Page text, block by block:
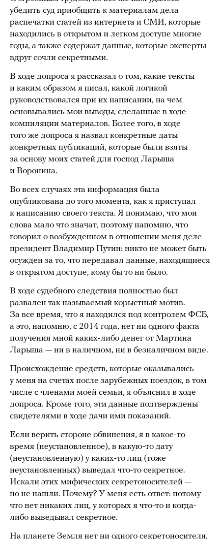
убедить суд приобщить к материалам дела
распечатки статей из интернета и СМИ, которые
находились в открытом и легком доступе многие
годы, а также содержат данные, которые эксперты
вдруг сочли секретными.
В ходе допроса я рассказал о том, какие тексты
и каким образом я писал, какой логикой
руководствовался при их написании, на чем
основывались мои выводы, сделанные в ходе
компиляции материалов. Более того, в ходе
того же допроса я назвал конкретные даты
конкретных публикаций, которые были взяты
за основу моих статей для господ Ларыша
и Воронина.
Во всех случаях эта информация была
опубликована до того момента, как я приступал
к написанию своего текста. Я понимаю, что мои
слова мало что значат, поэтому напомню, что
говорил о возбужденном в отношении меня деле
президент Владимир Путин: никто не может быть
осужден за то, что передавал данные, находящиеся
в открытом доступе, кому бы то ни было.
В ходе судебного следствия полностью был
развален так называемый корыстный мотив.
За все время, что я находился под контролем ФСБ,
а это, напомню, с 2014 года, нет ни одного факта
получения мной каких-либо денег от Мартина
Ларыша — ни в наличном, ни в безналичном виде.
Происхождение средств, которые оказывались
у меня на счетах после зарубежных поездок, в том
числе с членами моей семьи, я объяснил в ходе
допроса. Кроме того, эти данные подтверждены
свидетелями в ходе дачи ими показаний.
Если верить стороне обвинения, я в какое-то
время (неустановленное), в какую-то дату
(неустановленную) у каких-то лиц (тоже
неустановленных) выведал что-то секретное.
Искали этих мифических секретоносителей —
но не нашли. Почему? У меня есть ответ: потому
что нет никаких лиц, у которых я что-то и когда-
либо выведывал секретное.
На планете Земля нет ни одного секретоносителя,